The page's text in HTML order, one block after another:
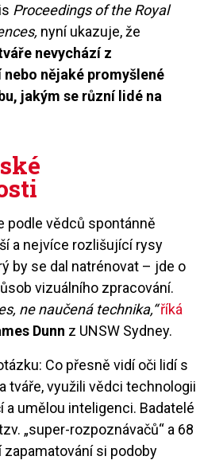
Proceedings of the Royal
nyní ukazuje, že
nevychází z
nějaké promyšlené
jakým se různí lidé na
podle vědců spontánně
a nejvíce rozlišující rysy
by se dal natrénovat – jde o
vizuálního zpracování.
ne naučená technika,“ říká
Dunn z UNSW Sydney.
Co přesně vidí oči lidí s
tváře, využili vědci technologii
a umělou inteligenci. Badatelé
„super-rozpoznávačů“ a 68
si podoby